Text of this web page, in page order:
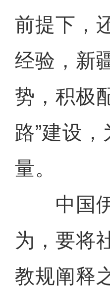
前提下，
经验，新
势，积极
路”建设
量。
中国伊
为，要将
教规阐释